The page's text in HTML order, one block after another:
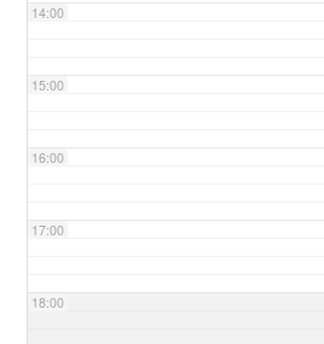
14:00
15:00
16:00
17:00
18:00